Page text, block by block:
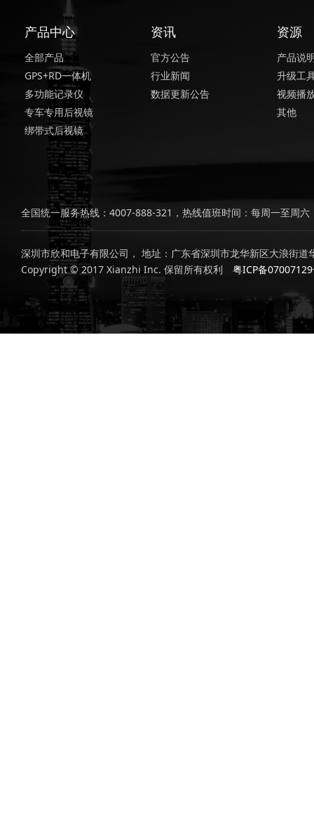
产品中心
全部产品
GPS+RD一体机
多功能记录仪
专车专用后视镜
绑带式后视镜
资讯
官方公告
行业新闻
数据更新公告
资源
产品说
升级工
视频播
其他
全国统一服务热线：4007-888-321，热线值班时间：每周一至周
深圳市欣和电子有限公司， 地址：广东省深圳市龙华新区大浪街
Copyright © 2017 Xianzhi Inc. 保留所有权利
粤ICP备